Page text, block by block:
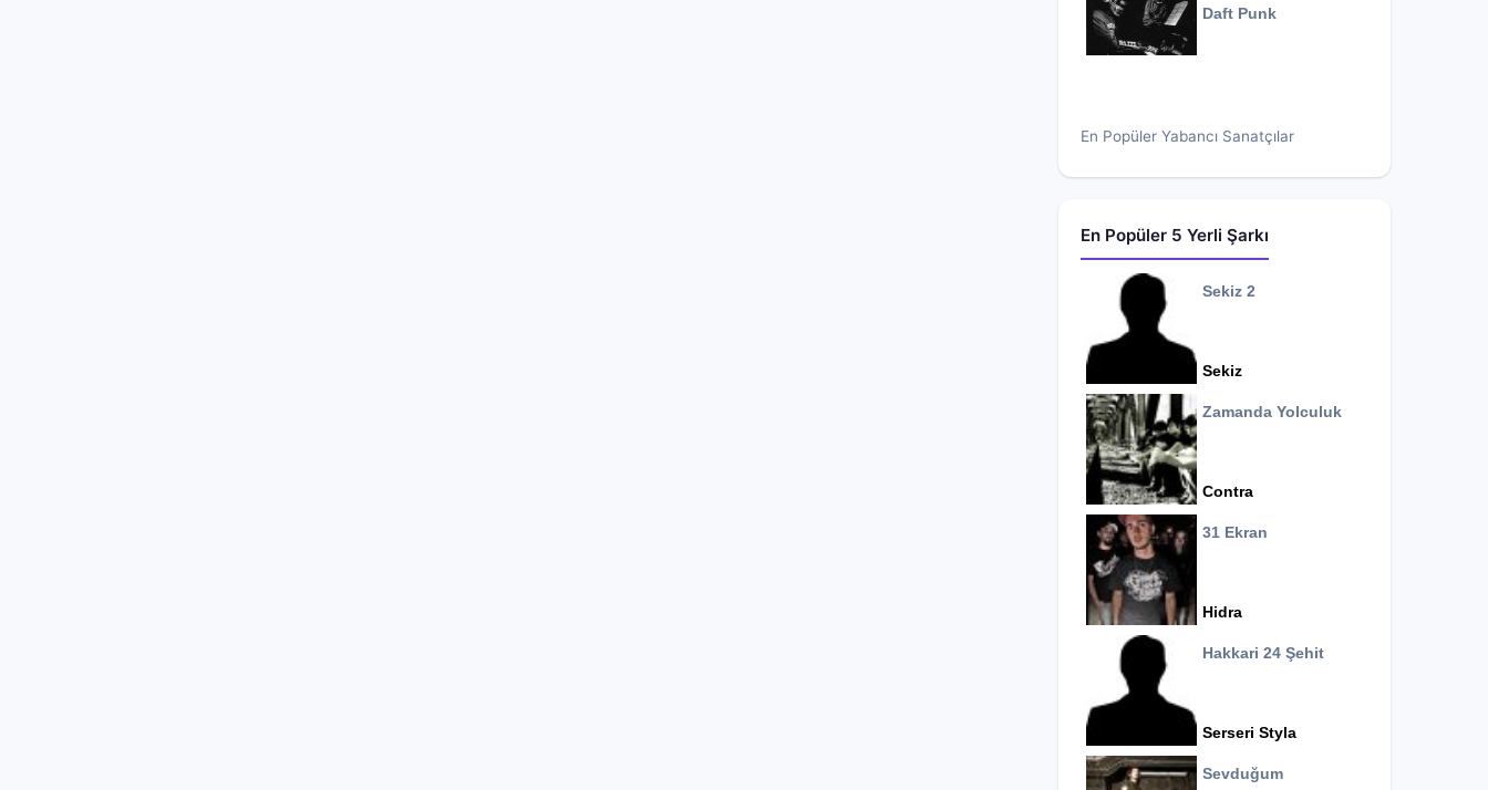
Daft Punk
En Popüler Yabancı Sanatçılar
En Popüler 5 Yerli Şarkı
Sekiz 2
Sekiz
Zamanda Yolculuk
Contra
31 Ekran
Hidra
Hakkari 24 Şehit
Serseri Styla
Sevduğum